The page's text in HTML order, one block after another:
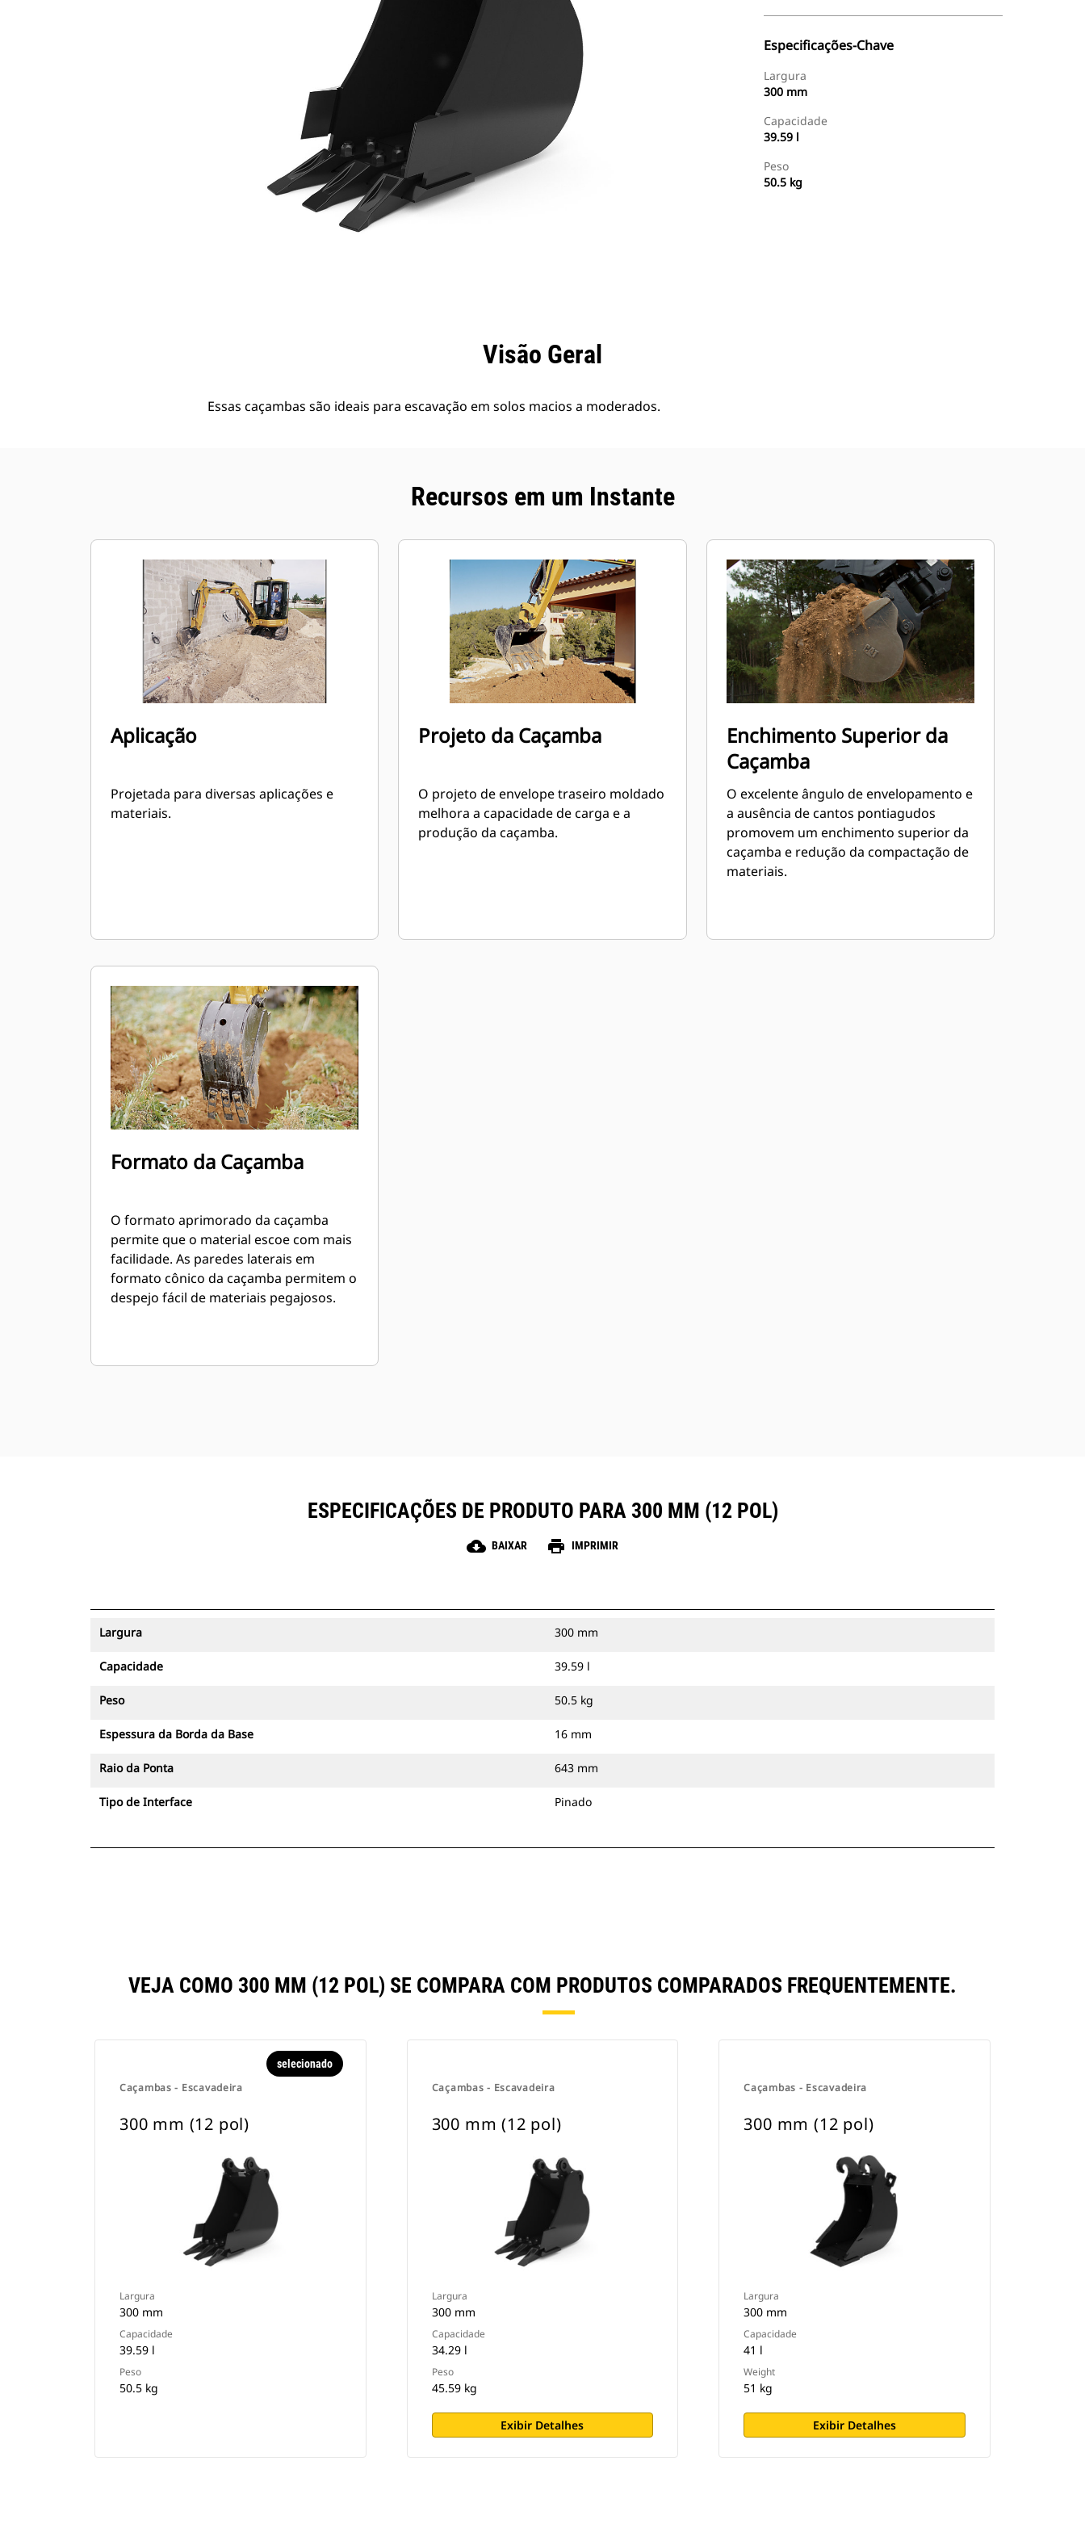
Especificações-Chave
Largura
300 mm
Capacidade
39.59 l
Peso
50.5 kg
Visão Geral
Essas caçambas são ideais para escavação em solos macios a moderados.
Recursos em um Instante
Aplicação
Projetada para diversas aplicações e
materiais.
Projeto da Caçamba
O projeto de envelope traseiro moldado
melhora a capacidade de carga e a
produção da caçamba.
Enchimento Superior da
Caçamba
O excelente ângulo de envelopamento e
a ausência de cantos pontiagudos
promovem um enchimento superior da
caçamba e redução da compactação de
materiais.
Formato da Caçamba
O formato aprimorado da caçamba
permite que o material escoe com mais
facilidade. As paredes laterais em
formato cônico da caçamba permitem o
despejo fácil de materiais pegajosos.
ESPECIFICAÇÕES DE PRODUTO PARA 300 MM (12 POL)
cloud_download BAIXAR print IMPRIMIR
Largura 300 mm
Capacidade 39.59 l
Peso 50.5 kg
Espessura da Borda da Base 16 mm
Raio da Ponta 643 mm
Tipo de Interface Pinado
VEJA COMO 300 MM (12 POL) SE COMPARA COM PRODUTOS COMPARADOS FREQUENTEMENTE.
Caçambas - Escavadeira
selecionado
300 mm (12 pol)
Largura
300 mm
Capacidade
39.59 l
Peso
50.5 kg
Caçambas - Escavadeira
300 mm (12 pol)
Largura
300 mm
Capacidade
34.29 l
Peso
45.59 kg
Exibir Detalhes
Caçambas - Escavadeira
300 mm (12 pol)
Largura
300 mm
Capacidade
41 l
Weight
51 kg
Exibir Detalhes